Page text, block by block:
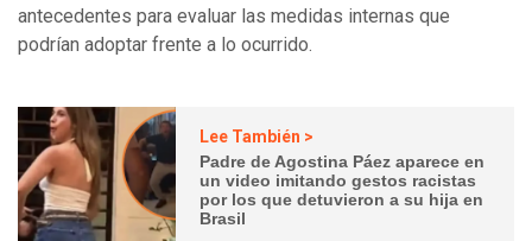
antecedentes para evaluar las medidas internas que
podrían adoptar frente a lo ocurrido.
Lee También >
Padre de Agostina Páez aparece en
un video imitando gestos racistas
por los que detuvieron a su hija en
Brasil